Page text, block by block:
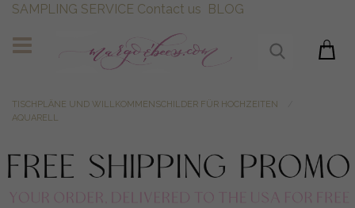
SAMPLING SERVICE Contact us BLOG
TISCHPLÄNE UND WILLKOMMENSCHILDER FÜR HOCHZEITEN
AQUARELL